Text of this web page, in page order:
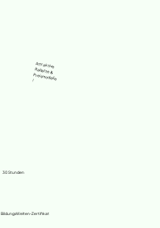
30 Stunden
BildungsWelten-Zertifikat
Attraktive
Rabatte &
Preismodelle
!